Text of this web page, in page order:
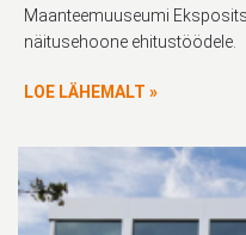
Maanteemuuseumi
näitusehoone ehitustöödele.
LOE LÄHEMALT »